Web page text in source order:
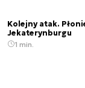
Kolejny atak.
Jekaterynburgu
1 min.